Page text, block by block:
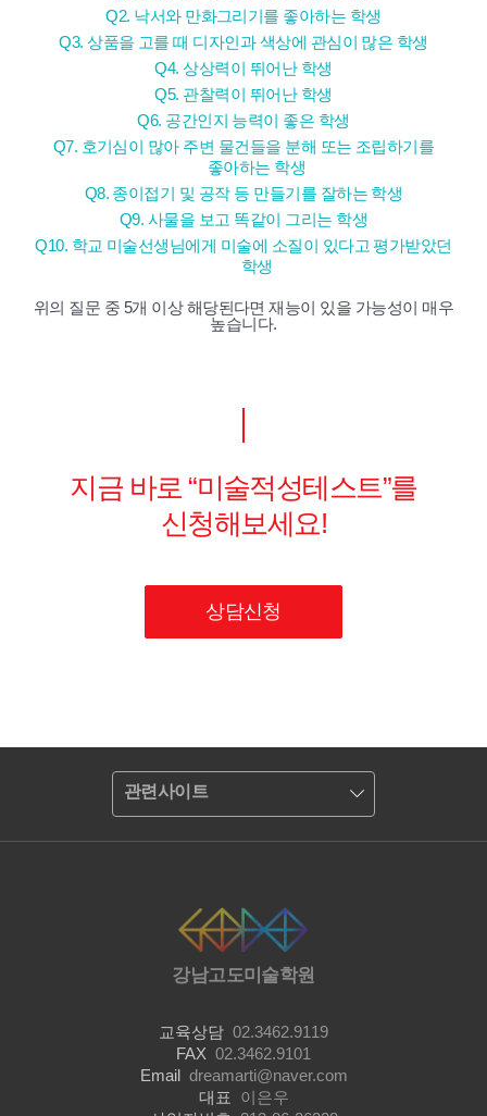
Q2. 낙서와 만화그리기를 좋아하는 학생
Q3. 상품을 고를 때 디자인과 색상에 관심이 많은 학생
Q4. 상상력이 뛰어난 학생
Q5. 관찰력이 뛰어난 학생
Q6. 공간인지 능력이 좋은 학생
Q7. 호기심이 많아 주변 물건들을 분해 또는 조립하기를
좋아하는 학생
Q8. 종이접기 및 공작 등 만들기를 잘하는 학생
Q9. 사물을 보고 똑같이 그리는 학생
Q10. 학교 미술선생님에게 미술에 소질이 있다고 평가받았던
학생
위의 질문 중 5개 이상 해당된다면 재능이 있을 가능성이 매우
높습니다.
지금 바로 “미술적성테스트”를
신청해보세요!
상담신청
관련사이트
강남고도미술학원
교육상담 02.3462.9119
FAX 02.3462.9101
Email dreamarti@naver.com
대표
이은우